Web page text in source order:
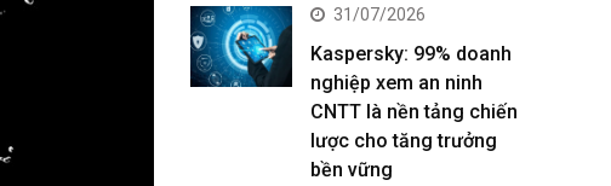
31/07/2026
Kaspersky: 99% doanh
nghiệp xem an ninh
CNTT là nền tảng chiến
lược cho tăng trưởng
bền vững